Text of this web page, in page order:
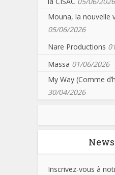
Mouna, la nouvelle
05/06/2026
Nare Productions
Massa 01/06/2026
My Way (Comme
30/04/2026
Inscrivez-vous à